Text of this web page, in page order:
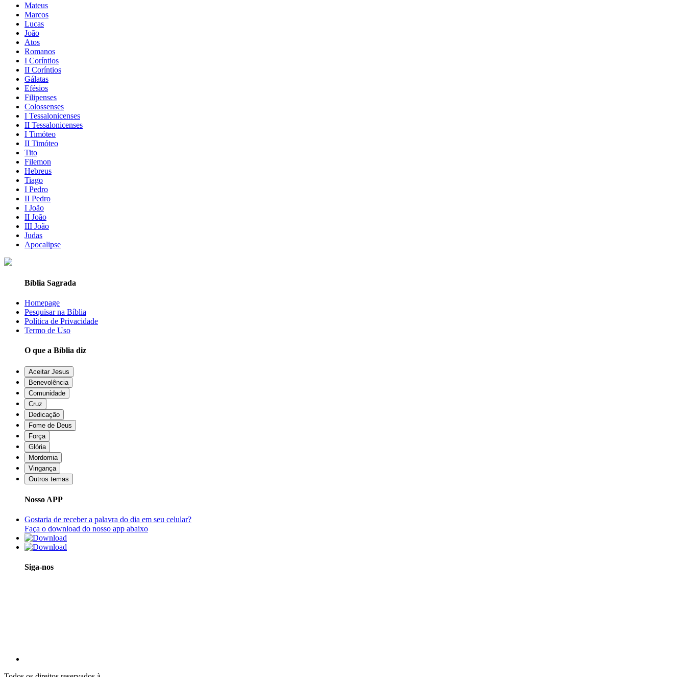
Mateus
Marcos
Lucas
João
Atos
Romanos
I Coríntios
II Coríntios
Gálatas
Efésios
Filipenses
Colossenses
I Tessalonicenses
II Tessalonicenses
I Timóteo
II Timóteo
Tito
Filemon
Hebreus
Tiago
I Pedro
II Pedro
I João
II João
III João
Judas
Apocalipse
Bíblia Sagrada
Homepage
Pesquisar na Bíblia
Política de Privacidade
Termo de Uso
O que a Bíblia diz
Aceitar Jesus
Benevolência
Comunidade
Cruz
Dedicação
Fome de Deus
Força
Glória
Mordomia
Vingança
Outros temas
Nosso APP
Gostaria de receber a palavra do dia em seu celular?
Faça o download do nosso app abaixo
Siga-nos